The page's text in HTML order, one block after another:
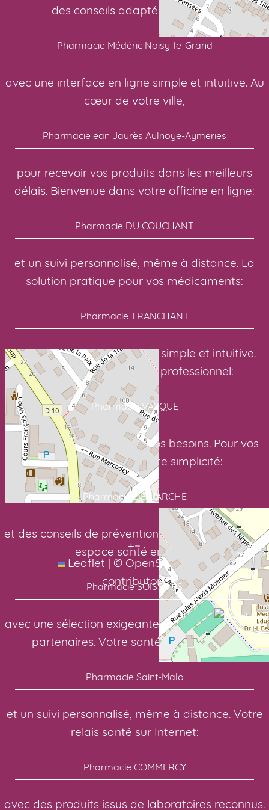
+−
Leaflet | © OpenStreetMap
contributors
des conseils adaptés à chacun:
Pharmacie Médéric Noisy-le-Grand
avec une interface en ligne simple et intuitive. Au
cœur de votre ville,
Pharmacie ean Jaurès Aulnoye-Aymeries
pour recevoir vos produits dans les meilleurs
délais. Bienvenue dans votre officine en ligne:
Pharmacie DU COUCHANT
et un suivi personnalisé, même à distance. La
solution pratique pour vos médicaments:
Pharmacie TRANCHANT
avec une interface en ligne simple et intuitive.
Avec un suivi sérieux et professionnel:
Pharmacie VALQUE
pour des soins adaptés à vos besoins. Pour vos
médicaments en toute simplicité:
Pharmacie DE L’ARCHE
et des conseils de prévention toute l’année. Votre
espace santé en ligne:
Pharmacie SOISSONS
avec une sélection exigeante de nos laboratoires
partenaires. Votre santé, notre priorité:
Pharmacie Saint-Malo
et un suivi personnalisé, même à distance. Votre
relais santé sur Internet:
Pharmacie COMMERCY
avec des produits issus de laboratoires reconnus.